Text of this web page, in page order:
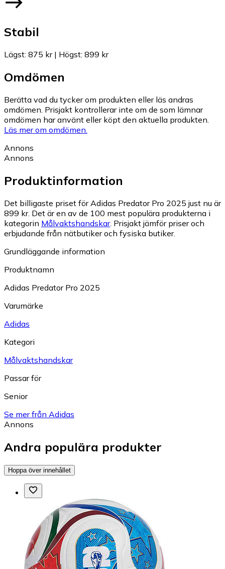
Stabil
Lägst: 875 kr| Högst: 899 kr
Omdömen
Berätta vad du tycker om produkten eller läs andras
omdömen. Prisjakt kontrollerar inte om de som lämnar
omdömen har använt eller köpt den aktuella produkten.
Läs mer om omdömen.
Annons
Annons
Produktinformation
Det billigaste priset för Adidas Predator Pro 2025 just nu är
899 kr. Det är en av de 100 mest populära produkterna i
kategorin Målvaktshandskar. Prisjakt jämför priser och
erbjudande från nätbutiker och fysiska butiker.
Grundläggande information
Produktnamn
Adidas Predator Pro 2025
Varumärke
Adidas
Kategori
Målvaktshandskar
Passar för
Senior
Se mer från Adidas
Annons
Andra populära produkter
Hoppa över innehållet